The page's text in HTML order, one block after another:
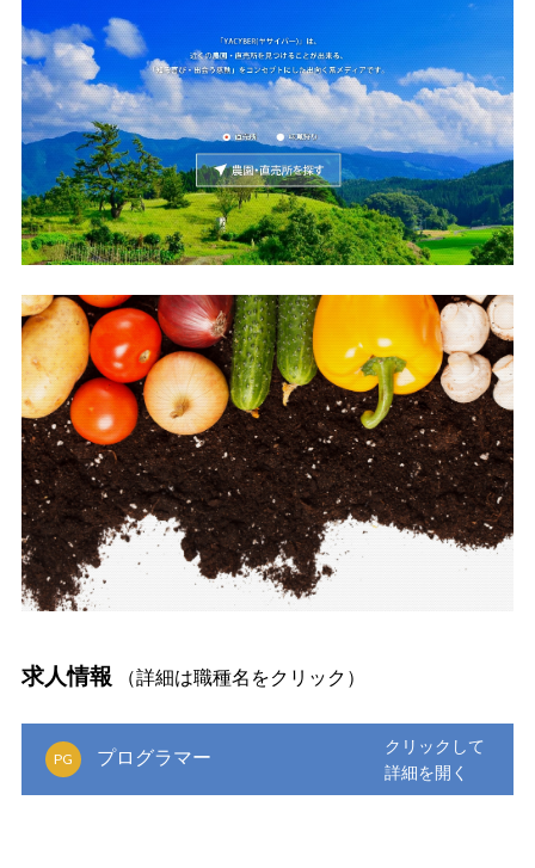
求人情報 （詳細は職種名をクリック）
PG プログラマー